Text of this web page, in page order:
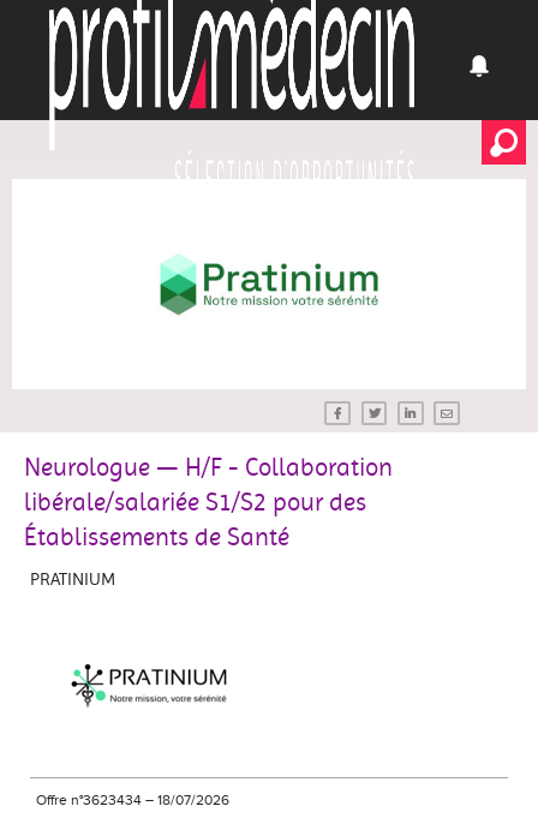
Neurologue — H/F - Collaboration
libérale/salariée S1/S2 pour des
Établissements de Santé
PRATINIUM
Offre n°3623434 – 18/07/2026